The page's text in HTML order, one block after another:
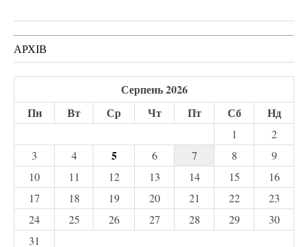
АРХІВ
Серпень 2026
Пн
Вт Ср Чт Пт Сб Нд
1
2
3
4 5 6 7 8
9
10
11 12 13 14 15
16
17
18 19 20 21 22
23
24
25 26 27 28 29
30
31